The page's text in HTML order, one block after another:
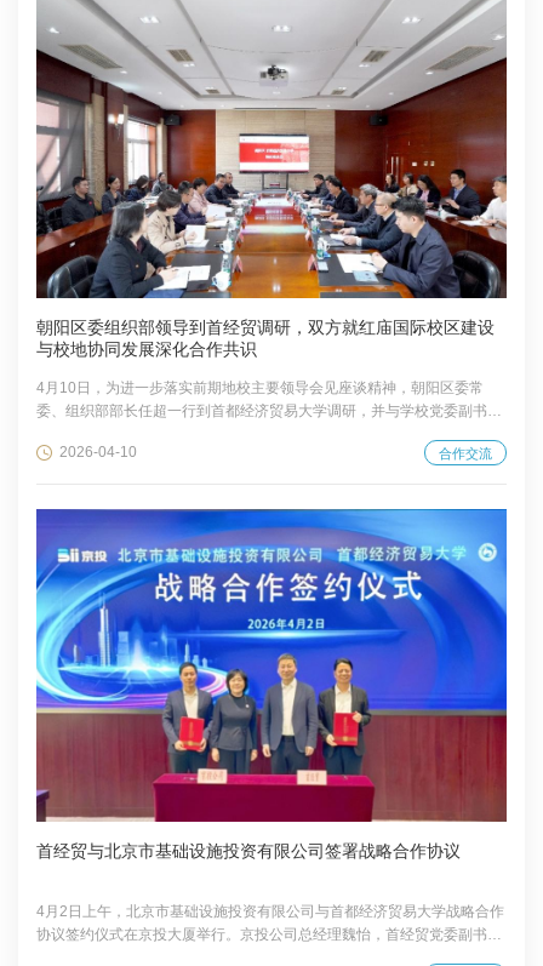
美青年互信的桥梁纽带。国际合作交流直属党支部书记李娟...
朝阳区委组织部领导到首经贸调研，双方就红庙国际校区建设
与校地协同发展深化合作共识
4月10日，为进一步落实前期地校主要领导会见座谈精神，朝阳区委常
委、组织部部长任超一行到首都经济贸易大学调研，并与学校党委副书记
划建设、校地深度合作等事宜深入探讨，达成合作共识。 调研期间，任超
开发、基础实施更新完善等思路，对学校立足区位优势、谋划建设国际校
区的举措给予肯定。 座谈会上，...
合作交流
2026-04-10
首经贸与北京市基础设施投资有限公司签署战略合作协议
4月2日上午，北京市基础设施投资有限公司与首都经济贸易大学战略合作
协议签约仪式在京投大厦举行。京投公司总经理魏怡，首经贸党委副书